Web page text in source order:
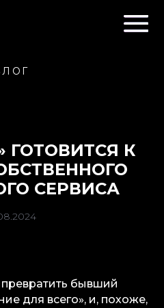
ГОТОВИТСЯ К
СЕРВИСА
бывший
для всего», и, похоже,